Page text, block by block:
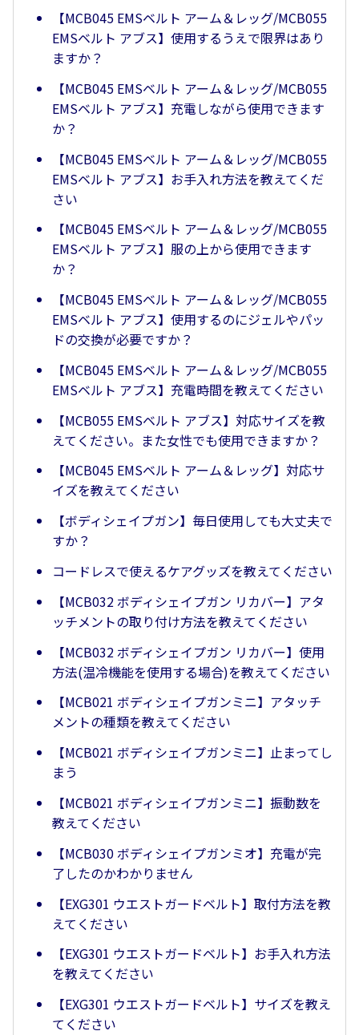
【MCB045 EMSベルト アーム＆レッグ/MCB055
EMSベルト アブス】使用するうえで限界はあり
ますか？
【MCB045 EMSベルト アーム＆レッグ/MCB055
EMSベルト アブス】充電しながら使用できます
か？
【MCB045 EMSベルト アーム＆レッグ/MCB055
EMSベルト アブス】お手入れ方法を教えてくだ
さい
【MCB045 EMSベルト アーム＆レッグ/MCB055
EMSベルト アブス】服の上から使用できます
か？
【MCB045 EMSベルト アーム＆レッグ/MCB055
EMSベルト アブス】使用するのにジェルやパッ
ドの交換が必要ですか？
【MCB045 EMSベルト アーム＆レッグ/MCB055
EMSベルト アブス】充電時間を教えてください
【MCB055 EMSベルト アブス】対応サイズを教
えてください。また女性でも使用できますか？
【MCB045 EMSベルト アーム＆レッグ】対応サ
イズを教えてください
【ボディシェイプガン】毎日使用しても大丈夫で
すか？
コードレスで使えるケアグッズを教えてください
【MCB032 ボディシェイプガン リカバー】アタ
ッチメントの取り付け方法を教えてください
【MCB032 ボディシェイプガン リカバー】使用
方法(温冷機能を使用する場合)を教えてください
【MCB021 ボディシェイプガンミニ】アタッチ
メントの種類を教えてください
【MCB021 ボディシェイプガンミニ】止まってし
まう
【MCB021 ボディシェイプガンミニ】振動数を
教えてください
【MCB030 ボディシェイプガンミオ】充電が完
了したのかわかりません
【EXG301 ウエストガードベルト】取付方法を教
えてください
【EXG301 ウエストガードベルト】お手入れ方法
を教えてください
【EXG301 ウエストガードベルト】サイズを教え
てください